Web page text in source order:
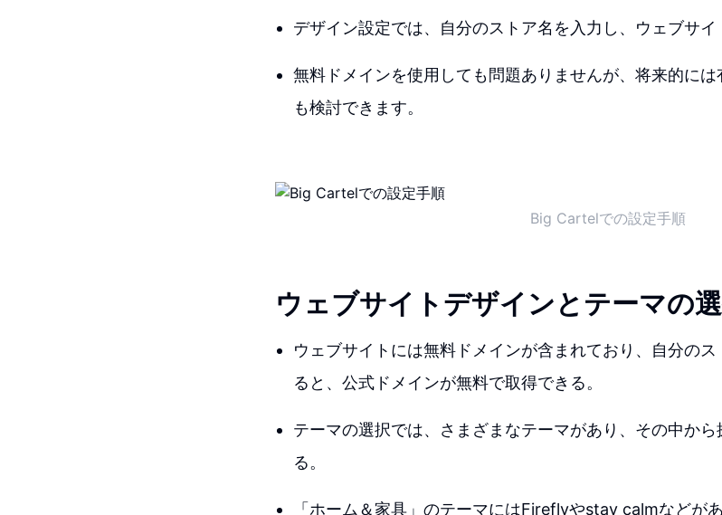
デザイン設定では、自分のストア名を入力し、ウェブサイ
無料ドメインを使用しても問題ありませんが、将来的に
も検討できます。
Big Cartelでの設定手順
ウェブサイトデザインとテーマの
ウェブサイトには無料ドメインが含まれており、自分の
ると、公式ドメインが無料で取得できる。
テーマの選択では、さまざまなテーマがあり、その中か
る。
「ホーム＆家具」のテーマにはFireflyやstay calmなどが